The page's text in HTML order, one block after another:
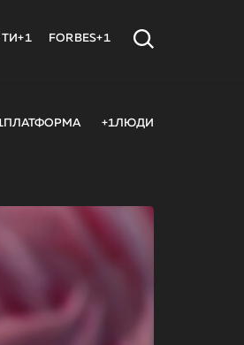
FORBES+1
+1ЛЮДИ